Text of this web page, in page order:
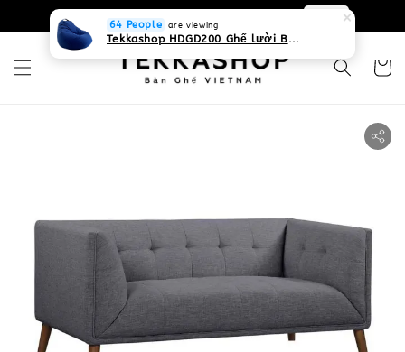
0931268840 Liên hệ với chúng tôi
64 People are viewing
Tekkashop HDGD200 Ghế lười Beanbag form truyền thống, chất liệu Olefin canvas kháng nước, màu xanh biển, có thể sử dụng trong nhà và cả ngoài trời, có quai xách